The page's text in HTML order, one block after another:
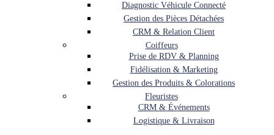
Diagnostic Véhicule Connecté
Gestion des Pièces Détachées
CRM & Relation Client
Coiffeurs
Prise de RDV & Planning
Fidélisation & Marketing
Gestion des Produits & Colorations
Fleuristes
CRM & Événements
Logistique & Livraison